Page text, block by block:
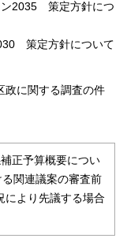
ン2035 策定方針につ
策定方針について
政に関する調査の件
正予算概要につい
関連議案の審査前
により先議する場合